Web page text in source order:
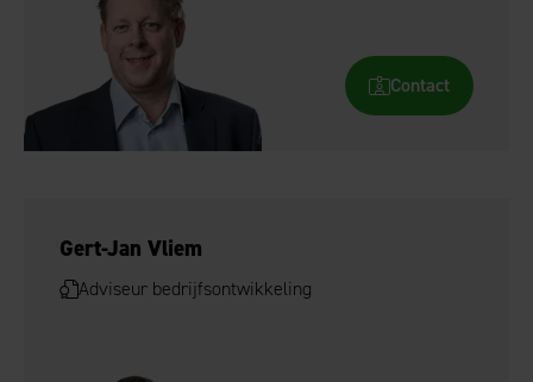
Contact
Gert-Jan Vliem
Adviseur bedrijfsontwikkeling